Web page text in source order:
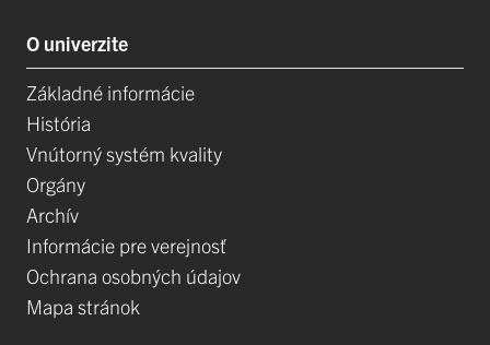
O univerzite
Základné informácie
História
Vnútorný systém kvality
Orgány
Archív
Informácie pre verejnosť
Ochrana osobných údajov
Mapa stránok